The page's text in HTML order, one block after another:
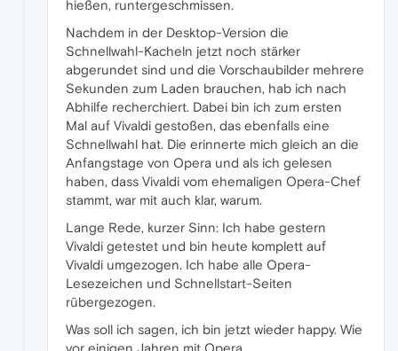
hießen, runtergeschmissen.
Nachdem in der Desktop-Version die
Schnellwahl-Kacheln jetzt noch stärker
abgerundet sind und die Vorschaubilder mehrere
Sekunden zum Laden brauchen, hab ich nach
Abhilfe recherchiert. Dabei bin ich zum ersten
Mal auf Vivaldi gestoßen, das ebenfalls eine
Schnellwahl hat. Die erinnerte mich gleich an die
Anfangstage von Opera und als ich gelesen
haben, dass Vivaldi vom ehemaligen Opera-Chef
stammt, war mit auch klar, warum.
Lange Rede, kurzer Sinn: Ich habe gestern
Vivaldi getestet und bin heute komplett auf
Vivaldi umgezogen. Ich habe alle Opera-
Lesezeichen und Schnellstart-Seiten
rübergezogen.
Was soll ich sagen, ich bin jetzt wieder happy. Wie